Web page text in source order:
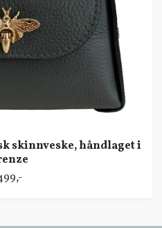
skinnveske, håndlaget i